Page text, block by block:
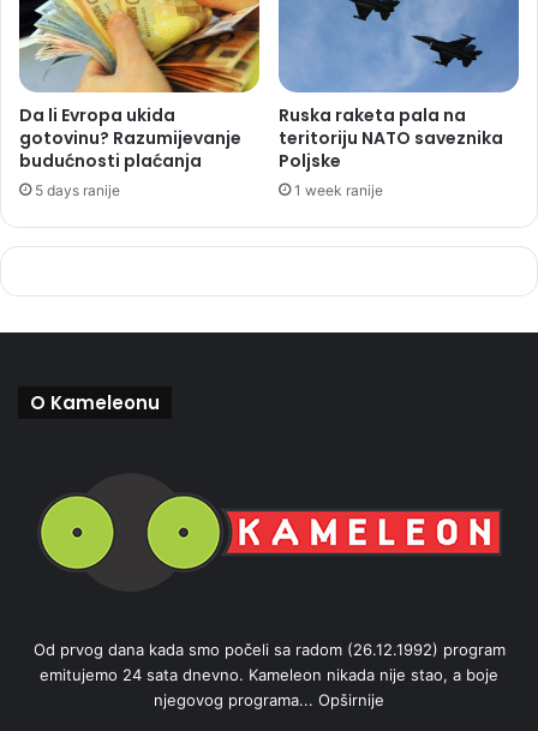
Da li Evropa ukida
gotovinu? Razumijevanje
budućnosti plaćanja
5 days ranije
Ruska raketa pala na
teritoriju NATO saveznika
Poljske
1 week ranije
O Kameleonu
Od prvog dana kada smo počeli sa radom (26.12.1992) program
emitujemo 24 sata dnevno. Kameleon nikada nije stao, a boje
njegovog programa... Opširnije